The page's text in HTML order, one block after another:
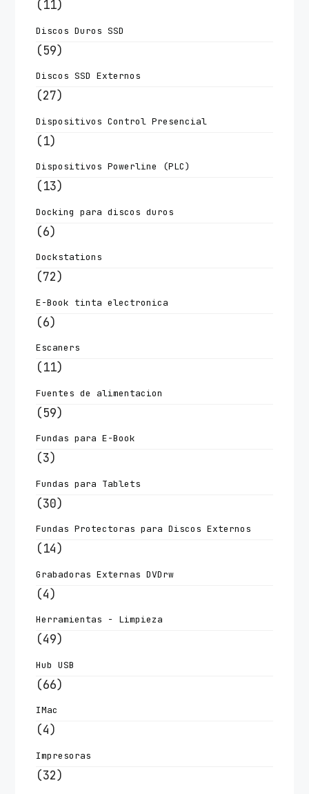
(11)
Discos Duros SSD
(59)
Discos SSD Externos
(27)
Dispositivos Control Presencial
(1)
Dispositivos Powerline (PLC)
(13)
Docking para discos duros
(6)
Dockstations
(72)
E-Book tinta electronica
(6)
Escaners
(11)
Fuentes de alimentacion
(59)
Fundas para E-Book
(3)
Fundas para Tablets
(30)
Fundas Protectoras para Discos Externos
(14)
Grabadoras Externas DVDrw
(4)
Herramientas - Limpieza
(49)
Hub USB
(66)
IMac
(4)
Impresoras
(32)